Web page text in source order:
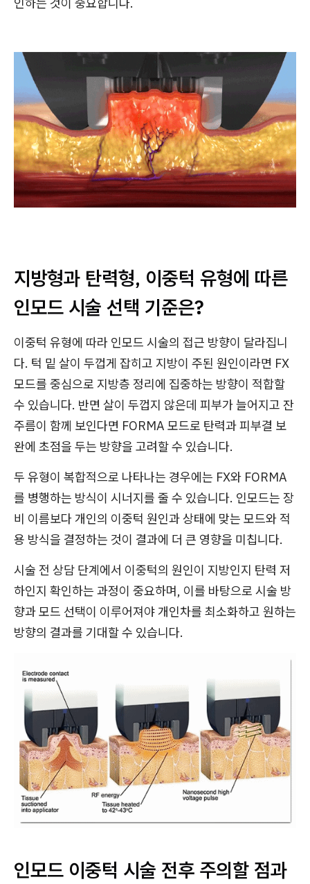
인하는 것이 중요합니다.
지방형과 탄력형, 이중턱 유형에 따른
인모드 시술 선택 기준은?
이중턱 유형에 따라 인모드 시술의 접근 방향이 달라집니
다. 턱 밑 살이 두껍게 잡히고 지방이 주된 원인이라면 FX
모드를 중심으로 지방층 정리에 집중하는 방향이 적합할
수 있습니다. 반면 살이 두껍지 않은데 피부가 늘어지고 잔
주름이 함께 보인다면 FORMA 모드로 탄력과 피부결 보
완에 초점을 두는 방향을 고려할 수 있습니다.
두 유형이 복합적으로 나타나는 경우에는 FX와 FORMA
를 병행하는 방식이 시너지를 줄 수 있습니다. 인모드는 장
비 이름보다 개인의 이중턱 원인과 상태에 맞는 모드와 적
용 방식을 결정하는 것이 결과에 더 큰 영향을 미칩니다.
시술 전 상담 단계에서 이중턱의 원인이 지방인지 탄력 저
하인지 확인하는 과정이 중요하며, 이를 바탕으로 시술 방
향과 모드 선택이 이루어져야 개인차를 최소화하고 원하는
방향의 결과를 기대할 수 있습니다.
인모드 이중턱 시술 전후 주의할 점과